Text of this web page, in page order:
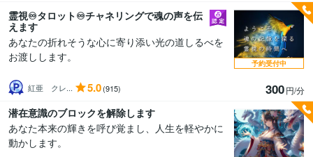
霊視♾️タロット♾️チャネリングで魂の声を伝
えます
あなたの折れそうな心に寄り添い光の道しるべを
お渡しします。
紅亜 クレ... 5.0(915) 300円/分
予約受付中
潜在意識のブロックを解除します
あなた本来の輝きを呼び覚まし、人生を軽やかに
動かします。